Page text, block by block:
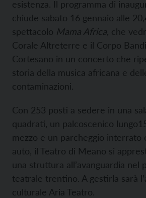
esistenza. Il programma di
chiude sabato 16 gennaio alle
spettacolo Mama Africa , che
Corale Altreterre e il Corpo
Cortesano in un concerto che
storia della musica africana e
contaminazioni.
Con 253 posti a sedere in una
quadrati, un palcoscenico
mezzo e un parcheggio interrato
auto, il Teatro di Meano si
una struttura all’avanguardia nel
teatrale trentino. A gestirla sarà
culturale Aria Teatro.